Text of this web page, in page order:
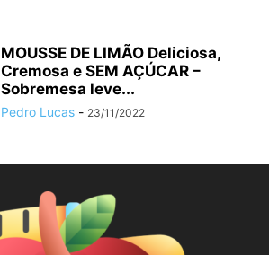
MOUSSE DE LIMÃO Deliciosa,
Cremosa e SEM AÇÚCAR –
Sobremesa leve...
Pedro Lucas - 23/11/2022